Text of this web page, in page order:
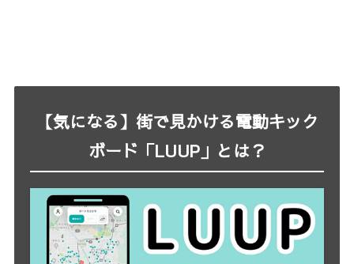
【気になる】街で見かける電動キック
ボード「LUUP」とは？